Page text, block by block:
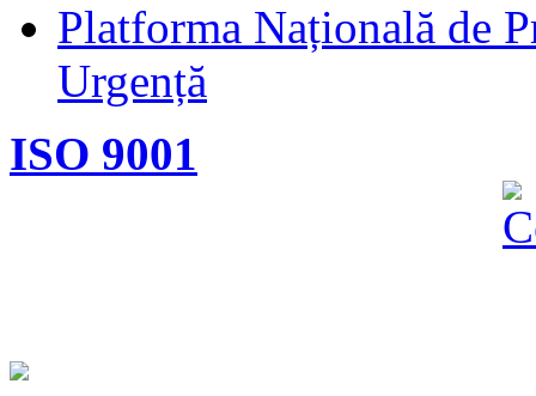
Platforma Națională de
Urgență
ISO 9001